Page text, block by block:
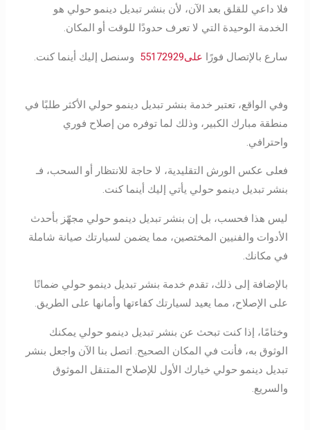
فلا داعي للقلق بعد الآن، لأن بنشر تبديل دينمو حولي هو
الخدمة الوحيدة التي لا تعرف حدودًا للوقت أو المكان.
سارع بالإتصال فورًا على55172929 وسنصل إليك أينما كنت.
وفي الواقع، تعتبر خدمة بنشر تبديل دينمو حولي الأكثر طلبًا في
منطقة مبارك الكبير، وذلك لما توفره من إصلاح فوري
واحترافي.
فعلى عكس الورش التقليدية، لا حاجة للانتظار أو السحب، فـ
بنشر تبديل دينمو حولي يأتي إليك أينما كنت.
ليس هذا فحسب، بل إن بنشر تبديل دينمو حولي مجهّز بأحدث
الأدوات والفنيين المختصين، مما يضمن لسيارتك صيانة شاملة
في مكانك.
بالإضافة إلى ذلك، تقدم خدمة بنشر تبديل دينمو حولي ضمانًا
على الإصلاح، مما يعيد لسيارتك كفاءتها وأمانها على الطريق.
وختامًا، إذا كنت تبحث عن بنشر تبديل دينمو حولي يمكنك
الوثوق به، فأنت في المكان الصحيح. اتصل بنا الآن واجعل بنشر
تبديل دينمو حولي خيارك الأول للإصلاح المتنقل الموثوق
والسريع.